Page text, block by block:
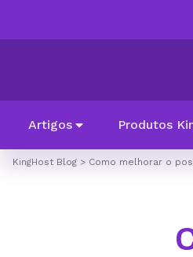
Artigos Produtos
KingHost Blog > Como melhorar o